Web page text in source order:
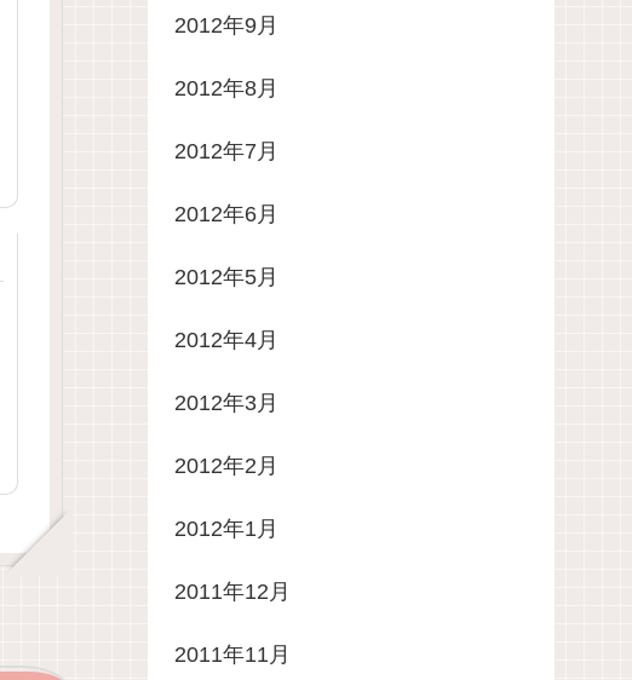
2012年9月
2012年8月
2012年7月
2012年6月
2012年5月
2012年4月
2012年3月
2012年2月
2012年1月
2011年12月
2011年11月